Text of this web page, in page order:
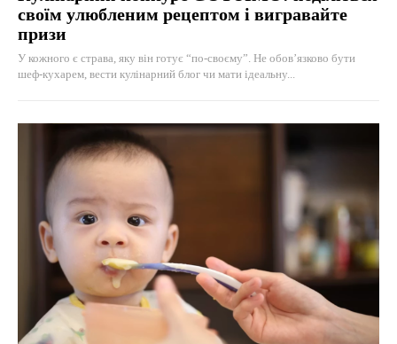
своїм улюбленим рецептом і вигравайте
призи
У кожного є страва, яку він готує “по-своєму”. Не обов’язково бути
шеф-кухарем, вести кулінарний блог чи мати ідеальну...